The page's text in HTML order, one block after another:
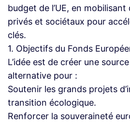
budget de l’UE, en
privés et sociétaux pour
clés.
1. Objectifs du Fonds
L’idée est de créer une
alternative pour :
Soutenir les grands projets
transition écologique.
Renforcer la souveraineté